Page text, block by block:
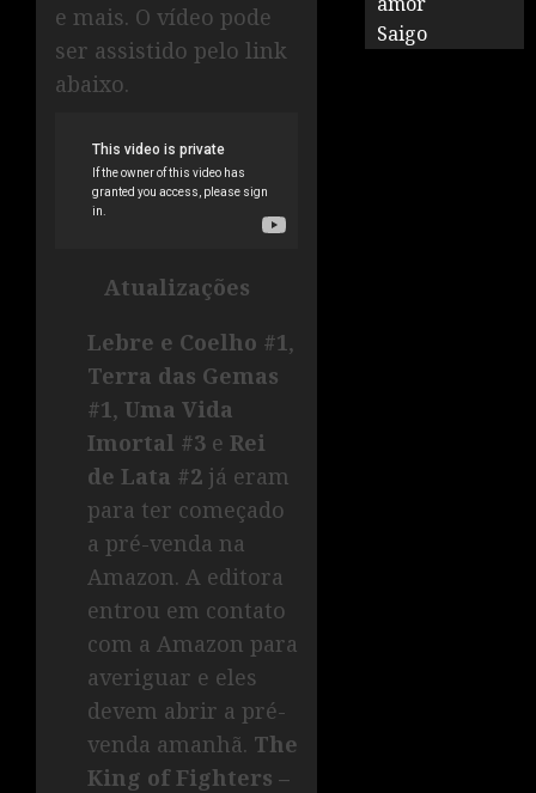
e mais. O vídeo pode
ser assistido pelo link
abaixo.
Atualizações
Lebre e Coelho #1,
Terra das Gemas
#1, Uma Vida
Imortal #3 e Rei
de Lata #2 já eram
para ter começado
a pré-venda na
Amazon. A editora
entrou em contato
com a Amazon para
averiguar e eles
devem abrir a pré-
venda amanhã. The
King of Fighters –
Saigo